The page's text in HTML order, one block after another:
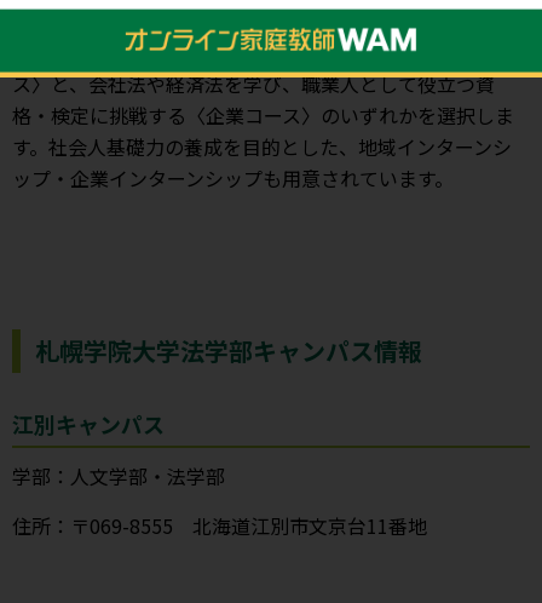
共」的な領域に将来かかわりたい学生向けの〈公共コー
ス〉と、会社法や経済法を学び、職業人として役立つ資
格・検定に挑戦する〈企業コース〉のいずれかを選択しま
す。社会人基礎力の養成を目的とした、地域インターンシ
ップ・企業インターンシップも用意されています。
札幌学院大学法学部キャンパス情報
江別キャンパス
学部：人文学部・法学部
住所：〒069-8555 北海道江別市文京台11番地